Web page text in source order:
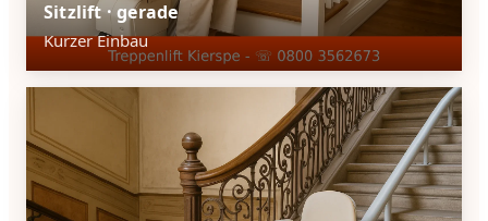
Sitzlift · gerade
Kurzer Einbau